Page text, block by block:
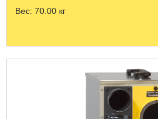
Вес: 70.00 кг